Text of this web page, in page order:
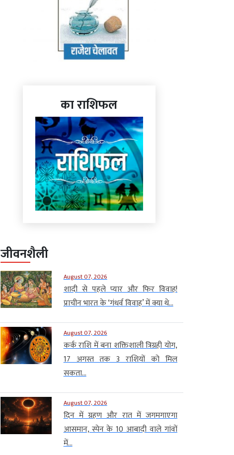
का राशिफल
जीवनशैली
August 07, 2026
शादी से पहले प्यार और फिर विवाह!
प्राचीन भारत के ‘गंधर्व विवाह’ में क्या थे...
August 07, 2026
कर्क राशि में बना शक्तिशाली त्रिग्रही योग,
17 अगस्त तक 3 राशियों को मिल
सकता...
August 07, 2026
दिन में ग्रहण और रात में जगमगाएगा
आसमान, स्पेन के 10 आबादी वाले गांवों
में...